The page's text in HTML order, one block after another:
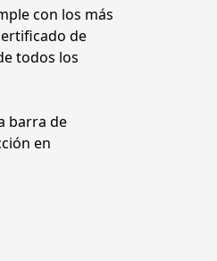
con los más
de
todos los
barra de